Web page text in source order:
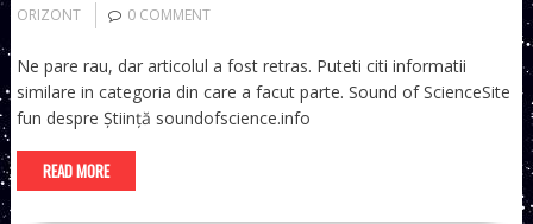
ORIZONT
0 COMMENT
Ne pare rau, dar articolul a fost retras. Puteti citi informatii
similare in categoria din care a facut parte. Sound of ScienceSite
fun despre Știință soundofscience.info
READ MORE